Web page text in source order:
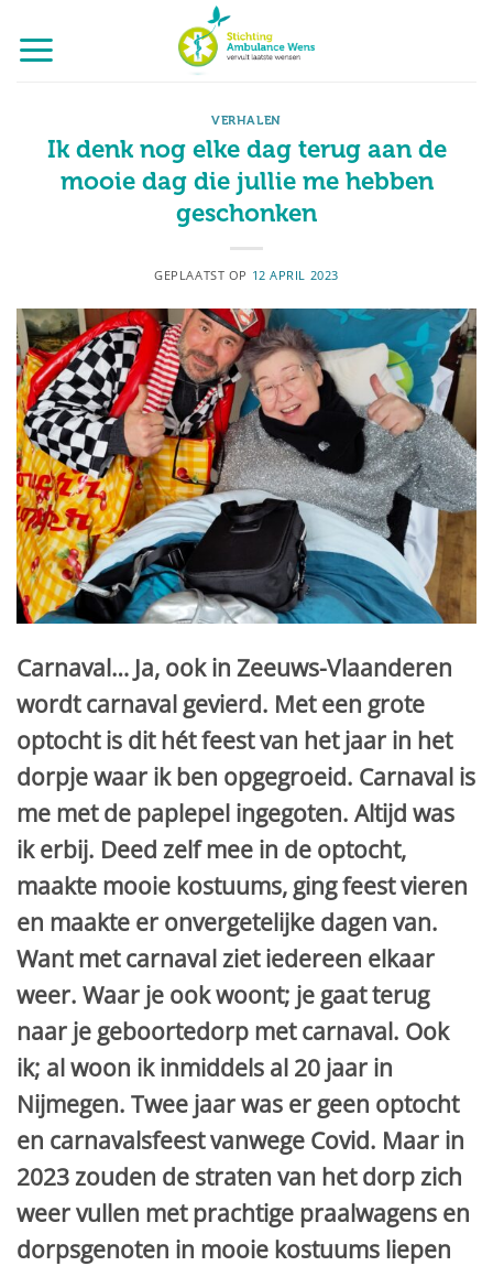
naar
inhoud
VERHALEN
Ik denk nog elke dag terug aan de
mooie dag die jullie me hebben
geschonken
GEPLAATST OP 12 APRIL 2023
Carnaval… Ja, ook in Zeeuws-Vlaanderen
wordt carnaval gevierd. Met een grote
optocht is dit hét feest van het jaar in het
dorpje waar ik ben opgegroeid. Carnaval is
me met de paplepel ingegoten. Altijd was
ik erbij. Deed zelf mee in de optocht,
maakte mooie kostuums, ging feest vieren
en maakte er onvergetelijke dagen van.
Want met carnaval ziet iedereen elkaar
weer. Waar je ook woont; je gaat terug
naar je geboortedorp met carnaval. Ook
ik; al woon ik inmiddels al 20 jaar in
Nijmegen. Twee jaar was er geen optocht
en carnavalsfeest vanwege Covid. Maar in
2023 zouden de straten van het dorp zich
weer vullen met prachtige praalwagens en
dorpsgenoten in mooie kostuums liepen